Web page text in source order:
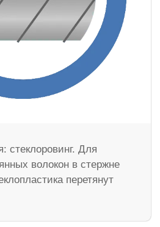
стеклоровинг. Для
волокон в стержне
перетянут